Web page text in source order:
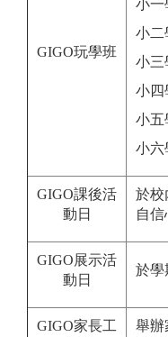
GIGO玩學班
小一
小二
小三
小四
小五
小六
GIGO課後活
動日
於校
自信
GIGO展示活
動日
於學
GIGO家長工
舉辦